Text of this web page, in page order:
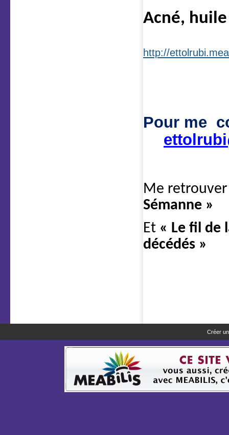
Acné,
http://
Pour me
Me
Sémanne »
Et « Le fil de
décédés »
Créer